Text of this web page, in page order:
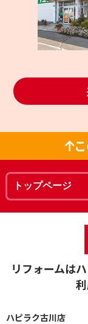
リフォームは
ハピラク古川店